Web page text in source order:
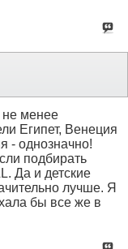
не менее
Египет, Венеция
- однозначно!
подбирать
Да и детские
лучше. Я
бы все же в